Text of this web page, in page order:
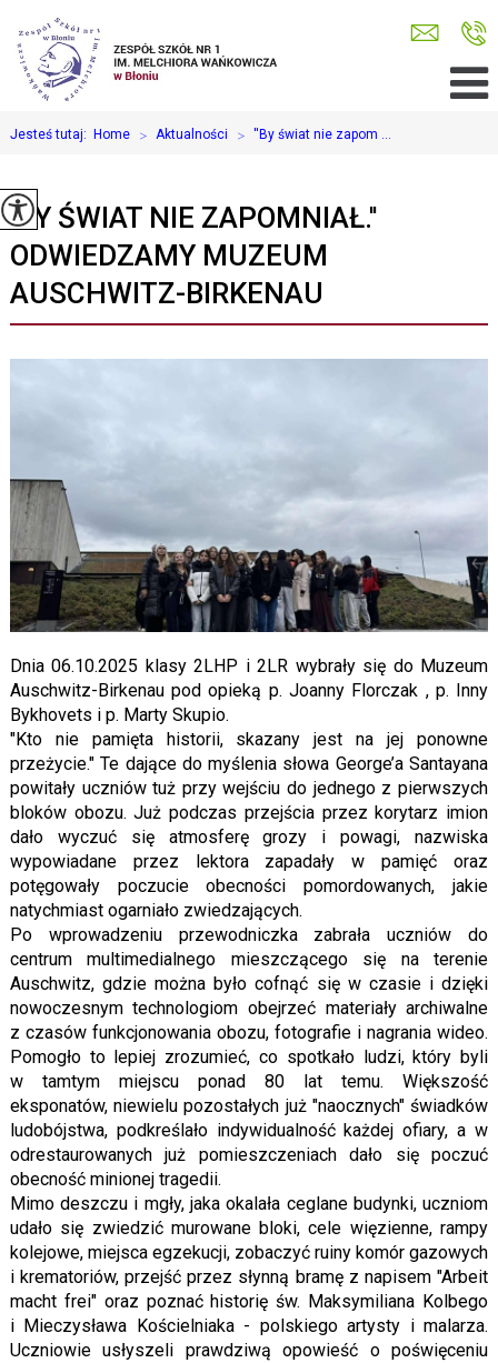
Jesteś tutaj: Home > Aktualności > ''By świat nie zapom ...
''BY ŚWIAT NIE ZAPOMNIAŁ.''
ODWIEDZAMY MUZEUM
AUSCHWITZ-BIRKENAU
Dnia 06.10.2025 klasy 2LHP i 2LR wybrały się do Muzeum
Auschwitz-Birkenau pod opieką p. Joanny Florczak , p. Inny
Bykhovets i p. Marty Skupio.
"Kto nie pamięta historii, skazany jest na jej ponowne
przeżycie." Te dające do myślenia słowa George’a Santayana
powitały uczniów tuż przy wejściu do jednego z pierwszych
bloków obozu. Już podczas przejścia przez korytarz imion
dało wyczuć się atmosferę grozy i powagi, nazwiska
wypowiadane przez lektora zapadały w pamięć oraz
potęgowały poczucie obecności pomordowanych, jakie
natychmiast ogarniało zwiedzających.
Po wprowadzeniu przewodniczka zabrała uczniów do
centrum multimedialnego mieszczącego się na terenie
Auschwitz, gdzie można było cofnąć się w czasie i dzięki
nowoczesnym technologiom obejrzeć materiały archiwalne
z czasów funkcjonowania obozu, fotografie i nagrania wideo.
Pomogło to lepiej zrozumieć, co spotkało ludzi, który byli
w tamtym miejscu ponad 80 lat temu. Większość
eksponatów, niewielu pozostałych już "naocznych" świadków
ludobójstwa, podkreślało indywidualność każdej ofiary, a w
odrestaurowanych już pomieszczeniach dało się poczuć
obecność minionej tragedii.
Mimo deszczu i mgły, jaka okalała ceglane budynki, uczniom
udało się zwiedzić murowane bloki, cele więzienne, rampy
kolejowe, miejsca egzekucji, zobaczyć ruiny komór gazowych
i krematoriów, przejść przez słynną bramę z napisem "Arbeit
macht frei" oraz poznać historię św. Maksymiliana Kolbego
i Mieczysława Kościelniaka - polskiego artysty i malarza.
Uczniowie usłyszeli prawdziwą opowieść o poświęceniu